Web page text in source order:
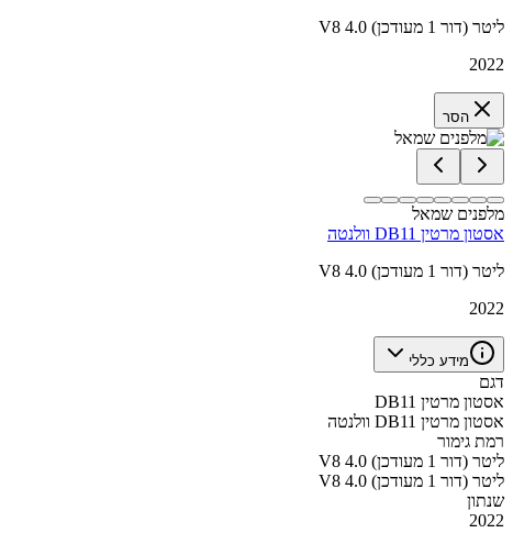
V8 4.0 ליטר (דור 1 מעודכן)
2022
הסר
מלפנים שמאל
אסטון מרטין DB11 וולנטה
V8 4.0 ליטר (דור 1 מעודכן)
2022
מידע כללי
דגם
אסטון מרטין DB11
אסטון מרטין DB11 וולנטה
רמת גימור
V8 4.0 ליטר (דור 1 מעודכן)
V8 4.0 ליטר (דור 1 מעודכן)
שנתון
2022